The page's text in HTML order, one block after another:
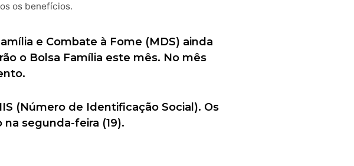
os benefícios.
e Combate à Fome (MDS) ainda
o Bolsa Família este mês. No mês
(Número de Identificação Social). Os
segunda-feira (19).